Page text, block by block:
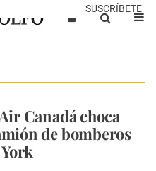
SUSCRÍBETE
Canadá choca
de bomberos